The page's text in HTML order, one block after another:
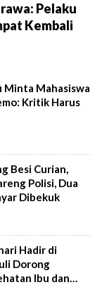
Pelaku
Kembali
Mahasiswa
Kritik Harus
Besi Curian,
Polisi, Dua
Dibekuk
Hadir di
Dorong
Ibu dan